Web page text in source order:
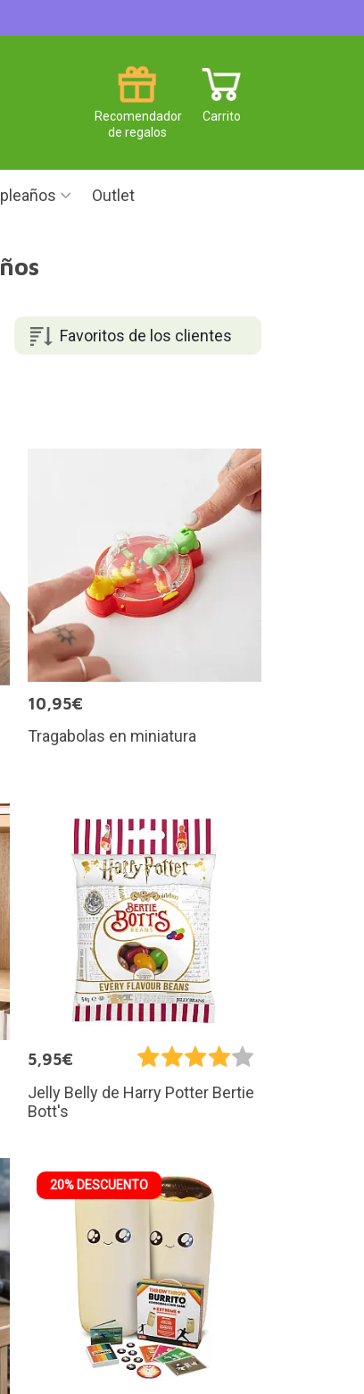
Carrito
Recomendador
de regalos
Outlet
Favoritos de los clientes
10,95€
Tragabolas en miniatura
5,95€
Jelly Belly de Harry Potter Bertie
Bott's
20% DESCUENTO